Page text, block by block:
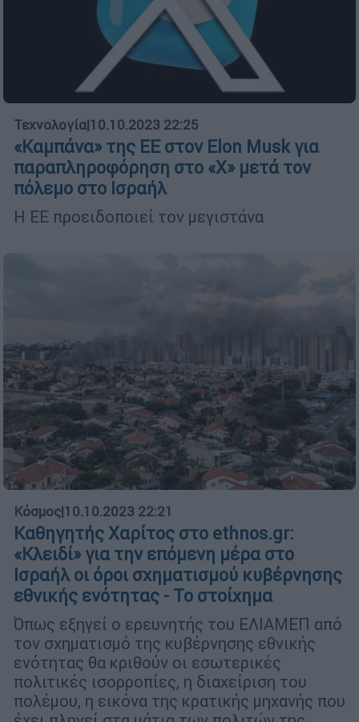
Τεχνολογία|10.10.2023 22:25
«Καμπάνα» της ΕΕ στον Elon Musk για
παραπληροφόρηση στο «X» μετά τον
πόλεμο στο Ισραήλ
Η ΕΕ προειδοποιεί τον μεγιστάνα
Κόσμος|10.10.2023 22:21
Καθηγητής Χαρίτος στο ethnos.gr:
«Κλειδί» για την επόμενη μέρα στο
Ισραήλ οι όροι σχηματισμού κυβέρνησης
εθνικής ενότητας - Το στοίχημα
Όπως εξηγεί ο ερευνητής του ΕΛΙΑΜΕΠ από
τον σχηματισμό της κυβέρνησης εθνικής
ενότητας θα κριθούν οι εσωτερικές
πολιτικές ισορροπίες, η διαχείριση του
πολέμου, η εικόνα της κρατικής μηχανής που